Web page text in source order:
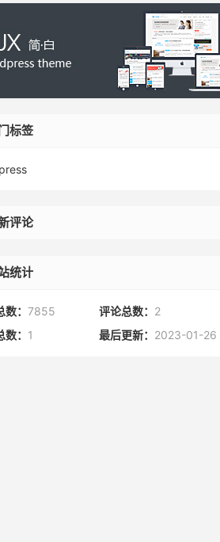
标签
评论
统计
： 7855 评论总数： 2
： 1 最后更新： 2023-01-26